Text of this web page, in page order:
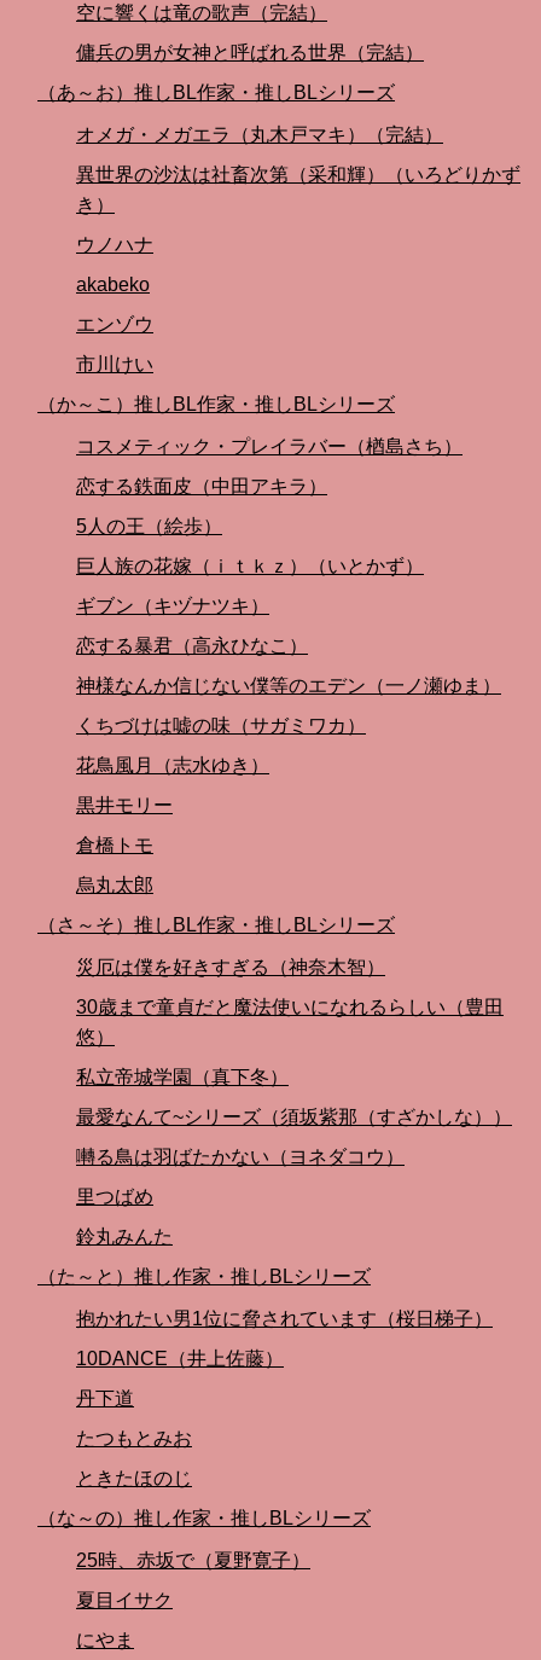
空に響くは竜の歌声（完結）
傭兵の男が女神と呼ばれる世界（完結）
（あ～お）推しBL作家・推しBLシリーズ
オメガ・メガエラ（丸木戸マキ）（完結）
異世界の沙汰は社畜次第（采和輝）（いろどりかず
き）
ウノハナ
akabeko
エンゾウ
市川けい
（か～こ）推しBL作家・推しBLシリーズ
コスメティック・プレイラバー（楢島さち）
恋する鉄面皮（中田アキラ）
5人の王（絵歩）
巨人族の花嫁（ｉｔｋｚ）（いとかず）
ギブン（キヅナツキ）
恋する暴君（高永ひなこ）
神様なんか信じない僕等のエデン（一ノ瀬ゆま）
くちづけは嘘の味（サガミワカ）
花鳥風月（志水ゆき）
黒井モリー
倉橋トモ
烏丸太郎
（さ～そ）推しBL作家・推しBLシリーズ
災厄は僕を好きすぎる（神奈木智）
30歳まで童貞だと魔法使いになれるらしい（豊田
悠）
私立帝城学園（真下冬）
最愛なんて~シリーズ（須坂紫那（すざかしな））
囀る鳥は羽ばたかない（ヨネダコウ）
里つばめ
鈴丸みんた
（た～と）推し作家・推しBLシリーズ
抱かれたい男1位に脅されています（桜日梯子）
10DANCE（井上佐藤）
丹下道
たつもとみお
ときたほのじ
（な～の）推し作家・推しBLシリーズ
25時、赤坂で（夏野寛子）
夏目イサク
にやま